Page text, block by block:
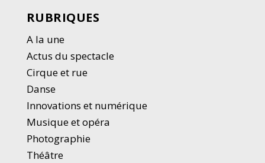
RUBRIQUES
A la une
Actus du spectacle
Cirque et rue
Danse
Innovations et numérique
Musique et opéra
Photographie
Théâtre